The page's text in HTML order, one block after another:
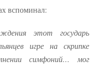
вспоминал:
этот государь
игре на скрипке
симфоний… мог